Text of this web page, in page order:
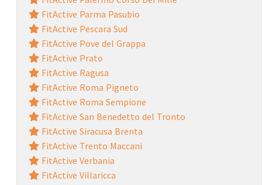
FitActive Parma Pasubio
FitActive Pescara Sud
FitActive Pove del Grappa
FitActive Prato
FitActive Ragusa
FitActive Roma Pigneto
FitActive Roma Sempione
FitActive San Benedetto del Tronto
FitActive Siracusa Brenta
FitActive Trento Maccani
FitActive Verbania
FitActive Villaricca